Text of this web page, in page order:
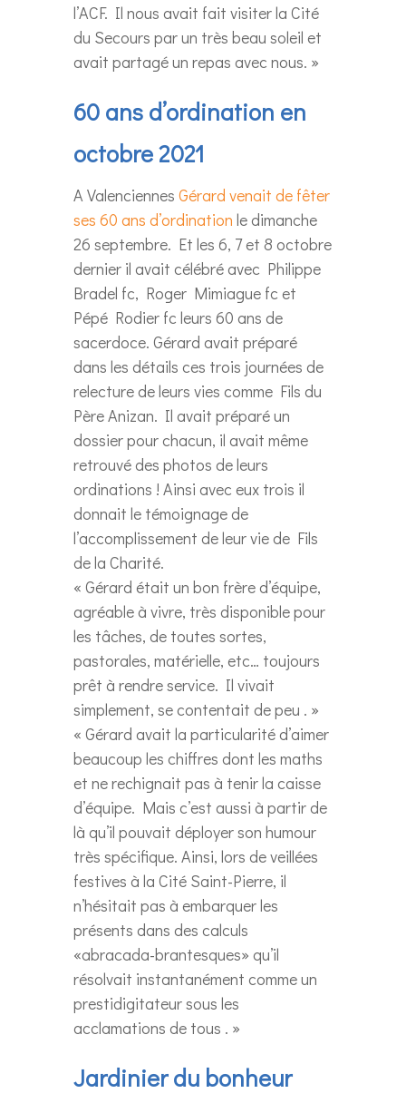
l’ACF. Il nous avait fait visiter la Cité
du Secours par un très beau soleil et
avait partagé un repas avec nous. »
60 ans d’ordination en
octobre 2021
A Valenciennes Gérard venait de fêter
ses 60 ans d’ordination le dimanche
26 septembre. Et les 6, 7 et 8 octobre
dernier il avait célébré avec Philippe
Bradel fc, Roger Mimiague fc et
Pépé Rodier fc leurs 60 ans de
sacerdoce. Gérard avait préparé
dans les détails ces trois journées de
relecture de leurs vies comme Fils du
Père Anizan. Il avait préparé un
dossier pour chacun, il avait même
retrouvé des photos de leurs
ordinations ! Ainsi avec eux trois il
donnait le témoignage de
l’accomplissement de leur vie de Fils
de la Charité.
« Gérard était un bon frère d’équipe,
agréable à vivre, très disponible pour
les tâches, de toutes sortes,
pastorales, matérielle, etc… toujours
prêt à rendre service. Il vivait
simplement, se contentait de peu . »
« Gérard avait la particularité d’aimer
beaucoup les chiffres dont les maths
et ne rechignait pas à tenir la caisse
d’équipe. Mais c’est aussi à partir de
là qu’il pouvait déployer son humour
très spécifique. Ainsi, lors de veillées
festives à la Cité Saint-Pierre, il
n’hésitait pas à embarquer les
présents dans des calculs
«abracada-brantesques» qu’il
résolvait instantanément comme un
prestidigitateur sous les
acclamations de tous . »
Jardinier du bonheur